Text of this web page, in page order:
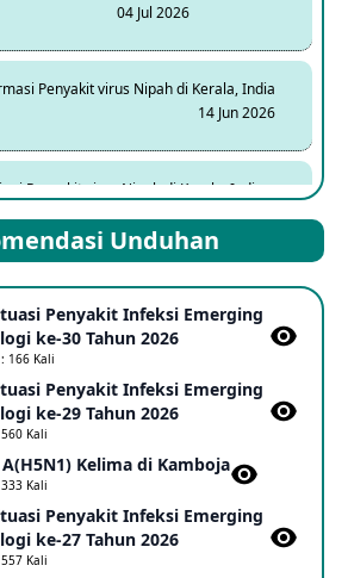
04 Jul 2026
Penyakit virus Nipah di Kerala, India
14 Jun 2026
Penyakit virus Nipah di Kerala, India
di Taiwan
25 May 2026
PHEIC Penyakit Ebola
23 May 2026
Penyakit Ebola di RD Kongo dan
PHEIC
17 May 2026
Unduhan
Penyakit Infeksi Emerging
ke-30 Tahun 2026
166 Kali
Penyakit Infeksi Emerging
ke-29 Tahun 2026
Kali
Kelima di Kamboja​
Kali
Penyakit Infeksi Emerging
ke-27 Tahun 2026
Kali